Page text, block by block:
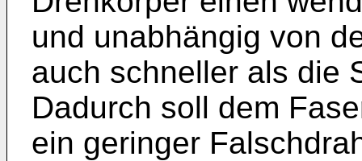
und unabhängig von
auch schneller als die
Dadurch soll dem
ein geringer